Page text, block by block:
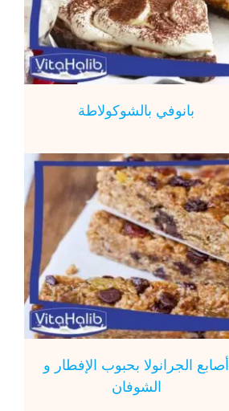
بانوفي بالشوكولاطة
أصابع الجرانولا بحبوب الإفطار و
الشوفان